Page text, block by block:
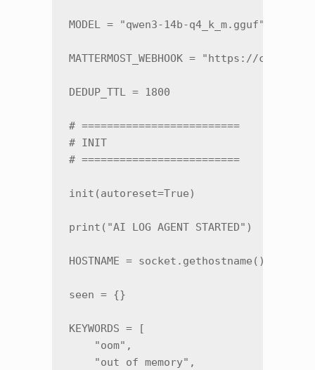
MODEL = "qwen3-14b-q4_k_m.gguf"
MATTERMOST_WEBHOOK = "https://
DEDUP_TTL = 1800
# =========================
# INIT
# =========================
init(autoreset=True)
print("AI LOG AGENT STARTED")
HOSTNAME = socket.gethostname()
seen = {}
KEYWORDS = [
    "oom",
    "out of memory",